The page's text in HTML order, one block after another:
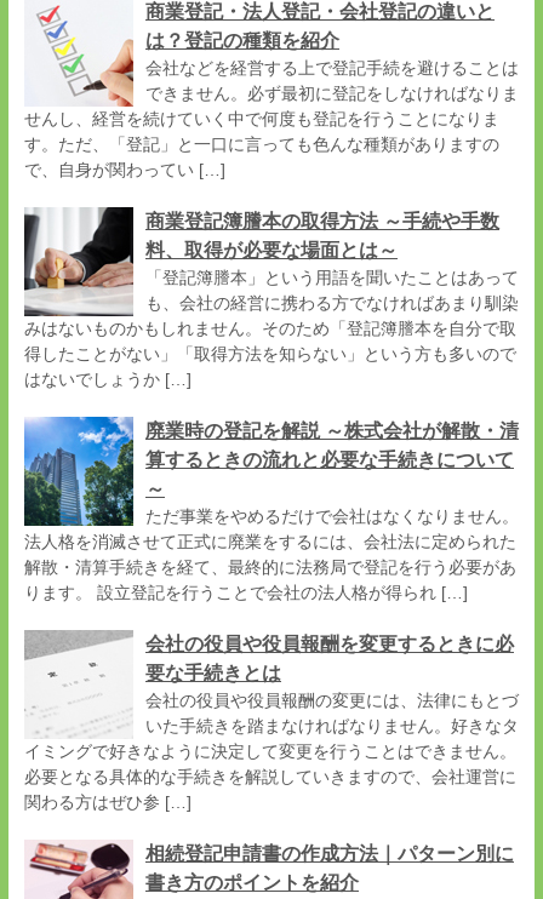
商業登記・法人登記・会社登記の違いと
は？登記の種類を紹介
会社などを経営する上で登記手続を避けることは
できません。必ず最初に登記をしなければなりま
せんし、経営を続けていく中で何度も登記を行うことになりま
す。ただ、「登記」と一口に言っても色んな種類がありますの
で、自身が関わってい […]
商業登記簿謄本の取得方法 ～手続や手数
料、取得が必要な場面とは～
「登記簿謄本」という用語を聞いたことはあって
も、会社の経営に携わる方でなければあまり馴染
みはないものかもしれません。そのため「登記簿謄本を自分で取
得したことがない」「取得方法を知らない」という方も多いので
はないでしょうか […]
廃業時の登記を解説 ～株式会社が解散・清
算するときの流れと必要な手続きについて
～
ただ事業をやめるだけで会社はなくなりません。
法人格を消滅させて正式に廃業をするには、会社法に定められた
解散・清算手続きを経て、最終的に法務局で登記を行う必要があ
ります。 設立登記を行うことで会社の法人格が得られ […]
会社の役員や役員報酬を変更するときに必
要な手続きとは
会社の役員や役員報酬の変更には、法律にもとづ
いた手続きを踏まなければなりません。好きなタ
イミングで好きなように決定して変更を行うことはできません。
必要となる具体的な手続きを解説していきますので、会社運営に
関わる方はぜひ参 […]
相続登記申請書の作成方法｜パターン別に
書き方のポイントを紹介